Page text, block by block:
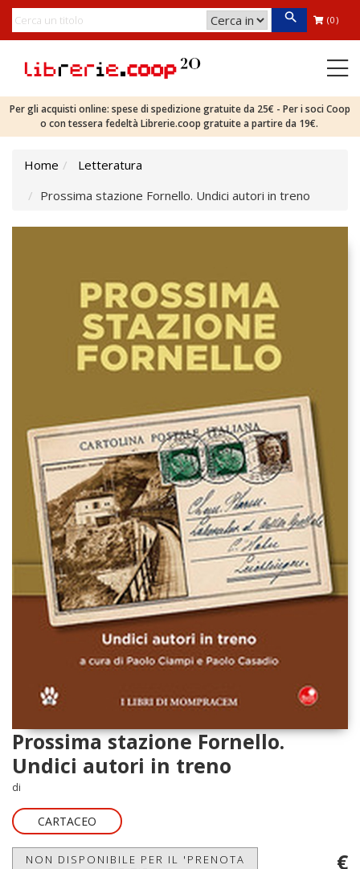
(0)
Per gli acquisti online: spese di spedizione gratuite da 25€ - Per i soci Coop
o con tessera fedeltà Librerie.coop gratuite a partire da 19€.
Home
Letteratura
Prossima stazione Fornello. Undici autori in treno
Prossima stazione Fornello.
Undici autori in treno
di
CARTACEO
NON DISPONIBILE PER IL 'PRENOTA
€